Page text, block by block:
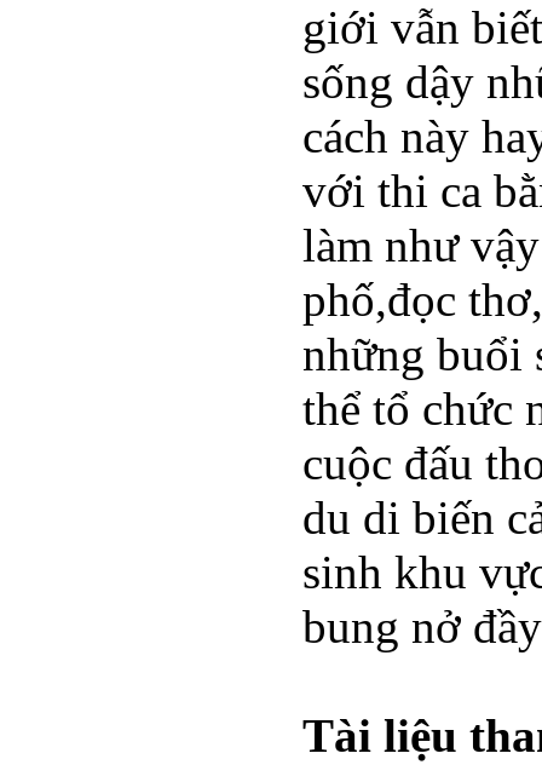
giới vẫn
sống dậy
cách này
với thi ca
làm như
phố,đọc
những buổi
thể tổ chức
cuộc đấu
du di biến
sinh khu
bung nở
Tài liệu